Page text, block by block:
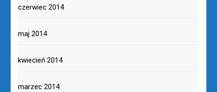
czerwiec 2014
maj 2014
kwiecień 2014
marzec 2014